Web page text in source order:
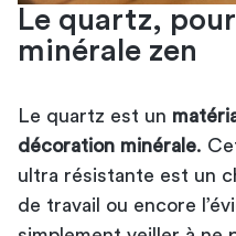
Le quartz,
minérale zen
Le quartz est un
décoration minérale.
ultra résistante est un
de travail ou encore